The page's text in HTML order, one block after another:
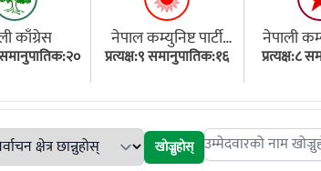
काँग्रेस
समानुपातिक:२०
नेपाल कम्युनिष्ट पार्टी
(एमाले)
प्रत्यक्ष:९ समानुपातिक:१६
नेपाली
प्रत्यक्ष:८
खोज्नुहोस् Search candidates